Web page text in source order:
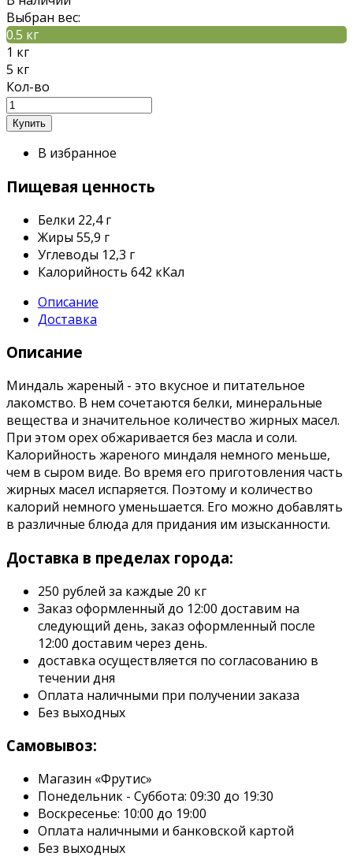
Выбран вес:
0.5 кг
1 кг
5 кг
Кол-во
В избранное
Пищевая ценность
Белки 22,4 г
Жиры 55,9 г
Углеводы 12,3 г
Калорийность 642 кКал
Описание
Доставка
Описание
Миндаль жареный - это вкусное и питательное
лакомство. В нем сочетаются белки, минеральные
вещества и значительное количество жирных масел.
При этом орех обжаривается без масла и соли.
Калорийность жареного миндаля немного меньше,
чем в сыром виде. Во время его приготовления часть
жирных масел испаряется. Поэтому и количество
калорий немного уменьшается. Его можно добавлять
в различные блюда для придания им изысканности.
Доставка в пределах города:
250 рублей за каждые 20 кг
Заказ оформленный до 12:00 доставим на
следующий день, заказ оформленный после
12:00 доставим через день.
доставка осуществляется по согласованию в
течении дня
Оплата наличными при получении заказа
Без выходных
Самовывоз:
Магазин «Фрутис»
Понедельник - Суббота: 09:30 до 19:30
Воскресенье: 10:00 до 19:00
Оплата наличными и банковской картой
Без выходных